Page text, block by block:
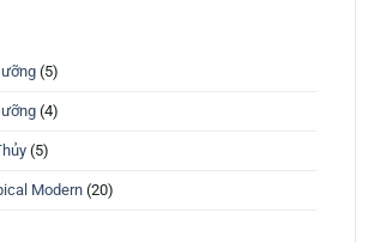
(5)
(4)
(5)
Modern (20)